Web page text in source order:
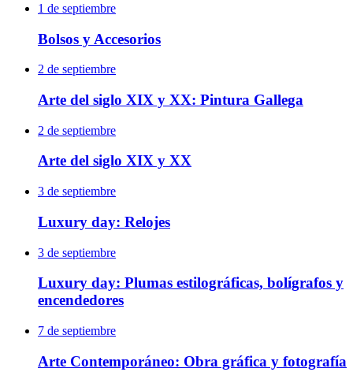
1 de septiembre
Bolsos y Accesorios
2 de septiembre
Arte del siglo XIX y XX: Pintura Gallega
2 de septiembre
Arte del siglo XIX y XX
3 de septiembre
Luxury day: Relojes
3 de septiembre
Luxury day: Plumas estilográficas, bolígrafos y
encendedores
7 de septiembre
Arte Contemporáneo: Obra gráfica y fotografía